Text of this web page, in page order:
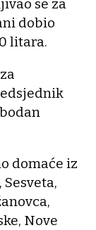
se za
dobio
litara.
domaće iz
Nove